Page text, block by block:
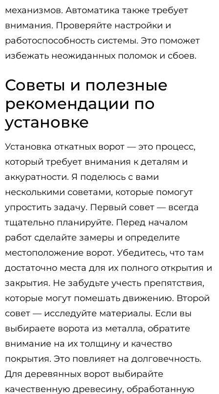
механизмов. Автоматика также требует
внимания. Проверяйте настройки и
работоспособность системы. Это поможет
избежать неожиданных поломок и сбоев.
Советы и полезные
рекомендации по
установке
Установка откатных ворот — это процесс,
который требует внимания к деталям и
аккуратности. Я поделюсь с вами
несколькими советами, которые помогут
упростить задачу. Первый совет — всегда
тщательно планируйте. Перед началом
работ сделайте замеры и определите
местоположение ворот. Убедитесь, что там
достаточно места для их полного открытия и
закрытия. Не забудьте учесть препятствия,
которые могут помешать движению. Второй
совет — исследуйте материалы. Если вы
выбираете ворота из металла, обратите
внимание на их толщину и качество
покрытия. Это повлияет на долговечность.
Для деревянных ворот выбирайте
качественную древесину, обработанную